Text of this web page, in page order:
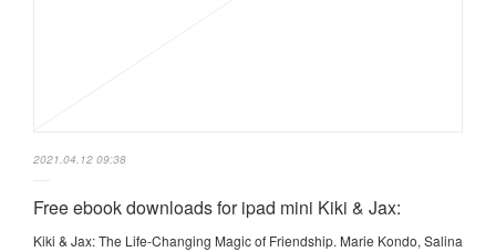
2021.04.12 09:38
Free ebook downloads for ipad mini Kiki & Jax:
Kiki & Jax: The Life-Changing Magic of Friendship. Marie Kondo, Salina